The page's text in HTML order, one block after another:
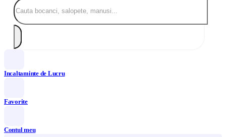
Incaltaminte de Lucru
Favorite
Contul meu